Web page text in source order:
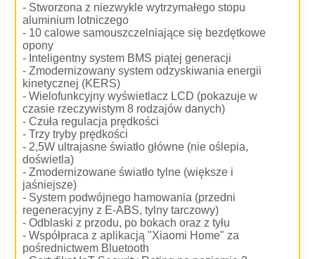
- Stworzona z niezwykle wytrzymałego stopu
aluminium lotniczego
- 10 calowe samouszczelniające się bezdętkowe
opony
- Inteligentny system BMS piątej generacji
- Zmodernizowany system odzyskiwania energii
kinetycznej (KERS)
- Wielofunkcyjny wyświetlacz LCD (pokazuje w
czasie rzeczywistym 8 rodzajów danych)
- Czuła regulacja prędkości
- Trzy tryby prędkości
- 2,5W ultrajasne światło główne (nie oślepia,
doświetla)
- Zmodernizowane światło tylne (większe i
jaśniejsze)
- System podwójnego hamowania (przedni
regeneracyjny z E-ABS, tylny tarczowy)
- Odblaski z przodu, po bokach oraz z tyłu
- Współpraca z aplikacją "Xiaomi Home" za
pośrednictwem Bluetooth